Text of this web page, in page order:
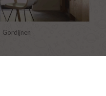
Gordijnen